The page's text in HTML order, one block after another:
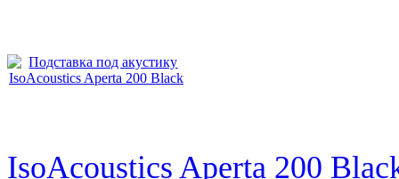
IsoAcoustics Aperta 200